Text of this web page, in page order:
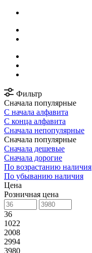
Фильтр
Сначала популярные
С начала алфавита
С конца алфавита
Сначала непопулярные
Сначала популярные
Сначала дешевые
Сначала дорогие
По возрастанию наличия
По убыванию наличия
Цена
Розничная цена
36
1022
2008
2994
3980